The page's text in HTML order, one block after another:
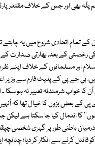
پلّہ بھی اور جس کے خلاف مقتدر
کے تمام اتحادی شروع میں یہ
رخصتی کے بعد، بھارتی صدارت کے
اور مسلمانوں کے خلاف اپنے
بی جے پی کے پلیٹ فارم سے وزیر
کا خواب شرمندئہ تعبیر نہ ہو
پی کے بعض بڑوں کا خیال تھا کہ
کا اندمال کیا جا سکتا ہے لیکن
درمیان باطنی طور پر گہری شخصی
کرنے سے انکار کر دیا؛ چنانچہ